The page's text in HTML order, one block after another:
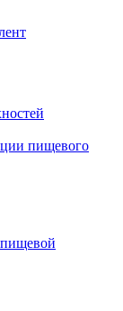
пищевого
пищевой